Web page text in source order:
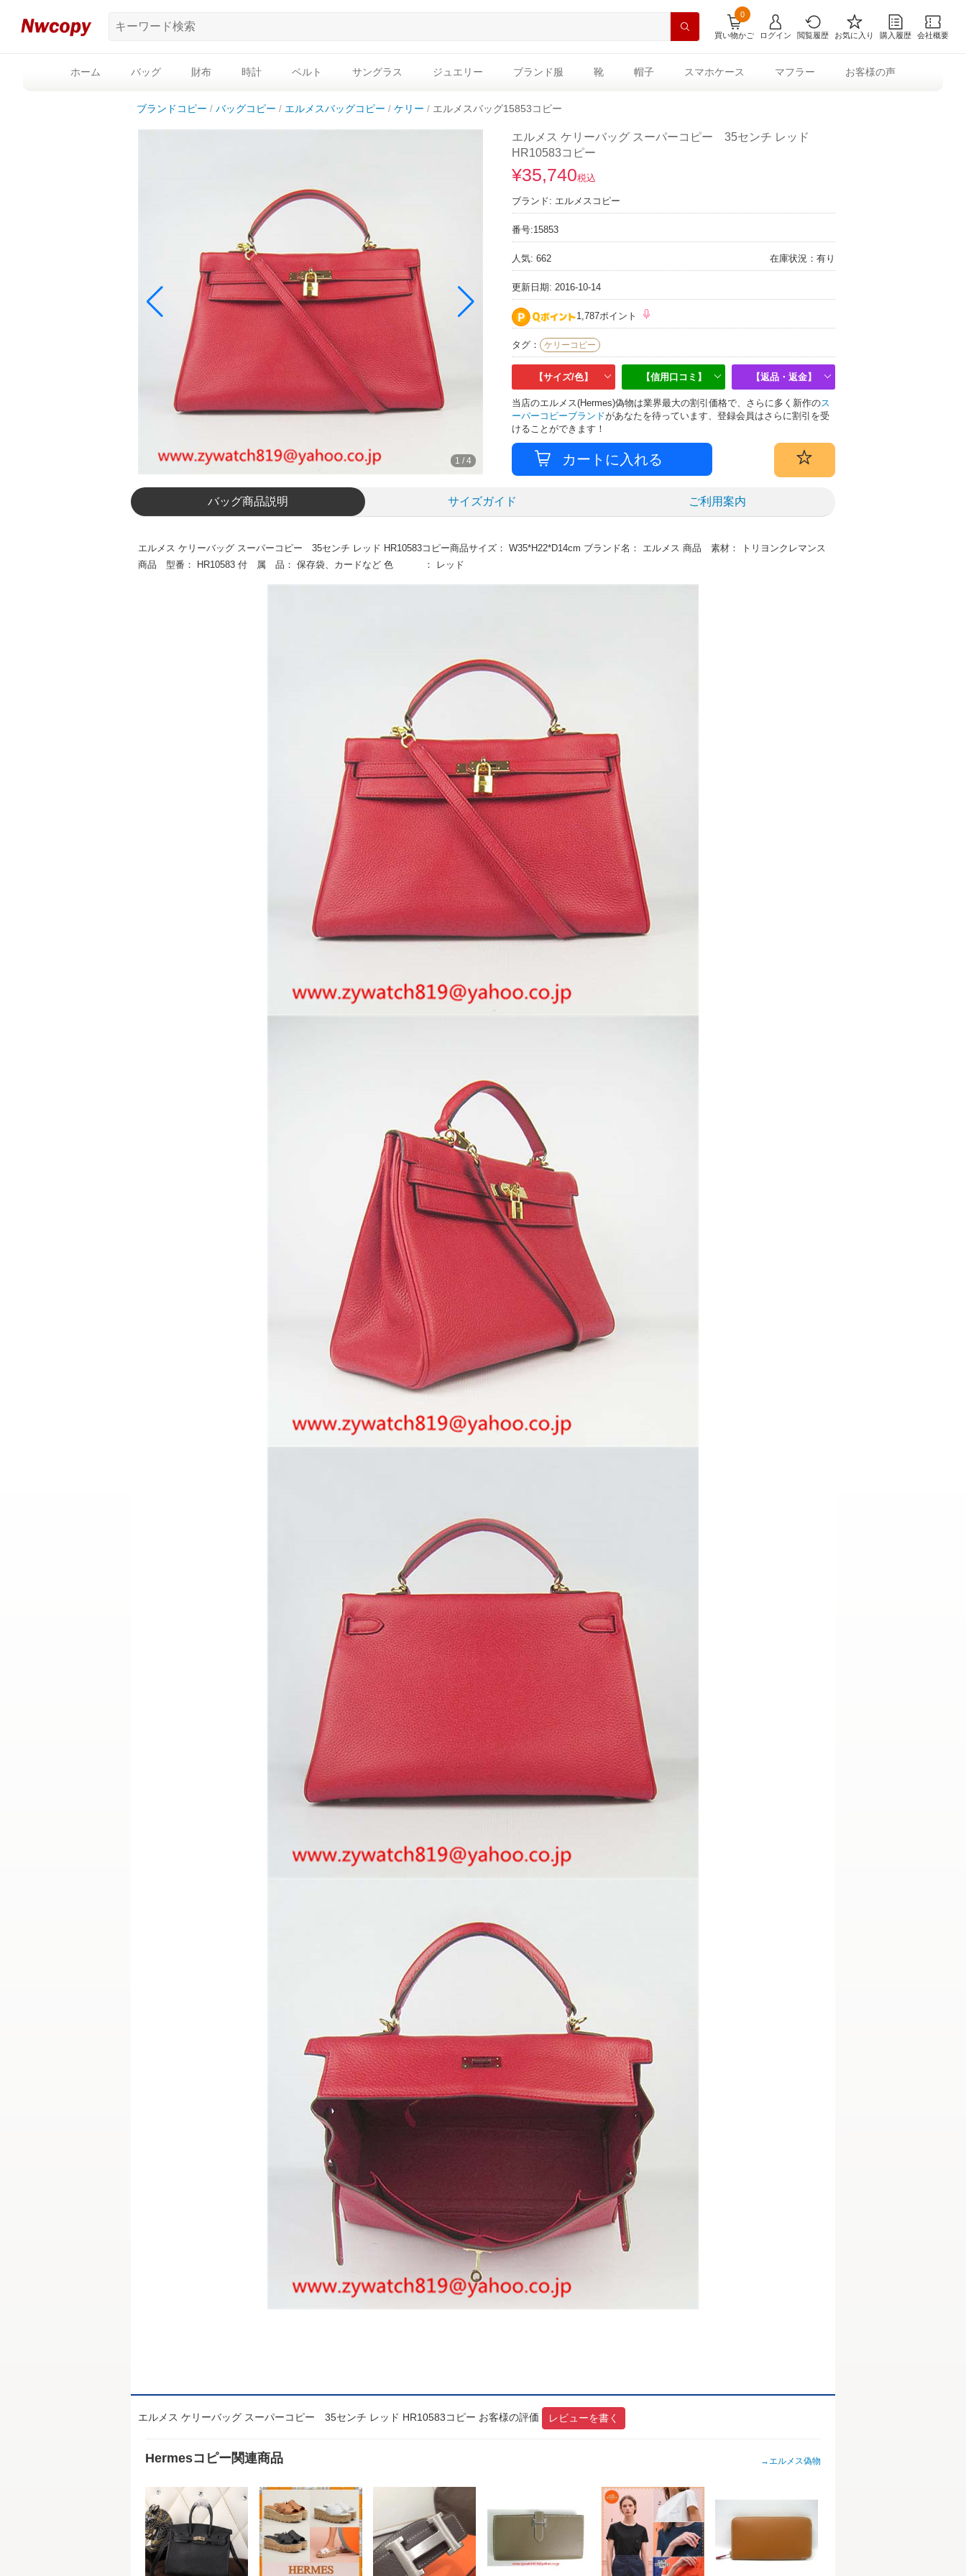
買い物かご
0
ログイン 閲覧履歴 お気に入り 購入履歴 会社概要
ホーム バッグ 財布 時計 ベルト サングラス ジュエリー ブランド服 靴 帽子 スマホケース マフラー お客様の声
ブランドコピー バッグコピー エルメスバッグコピー ケリー エルメスバッグ15853コピー
1 / 4
エルメス ケリーバッグ スーパーコピー 35センチ レッド
HR10583コピー
¥35,740税込
ブランド: エルメスコピー
番号:15853
人気: 662 在庫状況：有り
更新日期: 2016-10-14
1,787ポイント
タグ： ケリーコピー
【サイズ/色】 【信用口コミ】 【返品・返金】
当店のエルメス(Hermes)偽物は業界最大の割引価格で、さらに多く新作のス
ーパーコピーブランドがあなたを待っています、登録会員はさらに割引を受
けることができます！
バッグ商品説明 サイズガイド ご利用案内
エルメス ケリーバッグ スーパーコピー 35センチ レッド HR10583コピー商品サイズ： W35*H22*D14cm ブランド名： エルメス 商品 素材： トリヨンクレマンス
商品 型番： HR10583 付 属 品： 保存袋、カードなど 色 ： レッド
エルメス ケリーバッグ スーパーコピー 35センチ レッド HR10583コピー お客様の評価 レビューを書く
Hermesコピー関連商品 →エルメス偽物